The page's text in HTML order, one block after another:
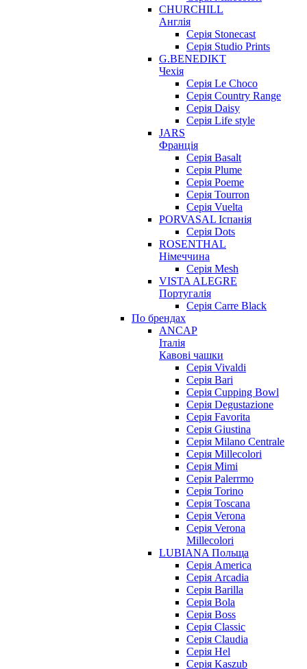
CHURCHILL
Англія
Серія Stonecast
Серія Studio Prints
G.BENEDIKT
Чехія
Cерія Le Choco
Серія Country Range
Серія Daisy
Серія Life style
JARS
Франція
Серія Basalt
Серія Plume
Серія Poeme
Серія Tourron
Серія Vuelta
PORVASAL Іспанія
Серія Dots
ROSENTHAL
Німеччина
Серія Mesh
VISTA ALEGRE
Португалія
Серія Carre Black
По брендах
ANCAP
Італія
Кавові чашки
Cерія Vivaldi
Серія Bari
Серія Cupping Bowl
Серія Degustazione
Серія Favorita
Серія Giustina
Серія Milano Centrale
Серія Millecolori
Серія Mimi
Серія Palerrmo
Серія Torino
Серія Toscana
Серія Verona
Серія Verona
Millecolori
LUBIANA Польща
Серія America
Серія Arcadia
Серія Barilla
Серія Bola
Серія Boss
Серія Classic
Серія Claudia
Серія Hel
Серія Kaszub